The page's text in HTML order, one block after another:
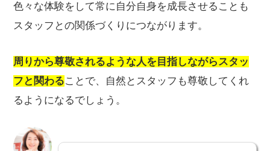
色々な体験をして常に自分自身を成長させることも
スタッフとの関係づくりにつながります。
周りから尊敬されるような人を目指しながらスタッ
フと関わることで、自然とスタッフも尊敬してくれ
るようになるでしょう。